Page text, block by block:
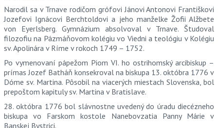
Narodil sa v Trnave rodičom grófovi Jánovi Antonovi Františkovi
Jozefovi Ignácovi Berchtoldovi a jeho manželke Žofii Alžbete
von Eyerlsberg. Gymnázium absolvoval v Trnave. Študoval
filozofiu na Pázmáňovom kolégiu vo Viedni a teológiu v Kolégiu
sv. Apolinára v Ríme v rokoch 1749 – 1752.
Po vymenovaní pápežom Piom VI. ho ostrihomský arcibiskup –
prímas Jozef Batháň konsekroval na biskupa 13. októbra 1776 v
Dóme sv. Martina. Pôsobil na viacerých miestach Slovenska, bol
prepoštom kapituly sv. Martina v Bratislave.
28. októbra 1776 bol slávnostne uvedený do úradu diecézneho
biskupa vo Farskom kostole Nanebovzatia Panny Márie v
Banskej Bystrici.